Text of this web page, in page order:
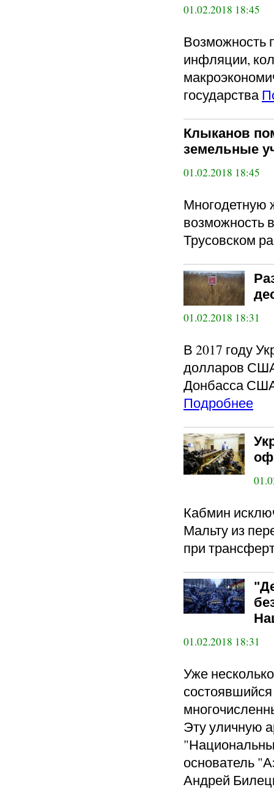
01.02.2018 18:45
Возможность
инфляции,
государства
Клыканов
земельные
01.02.2018 18:45
Многодетную
возможность
Трусовском
01.02.2018 18:31
В 2017 году
долларов
Донбасса
Подробнее
Кабмин
Мальту из
при
01.02.2018 18:31
Уже
Эту уличную
основатель
Андрей